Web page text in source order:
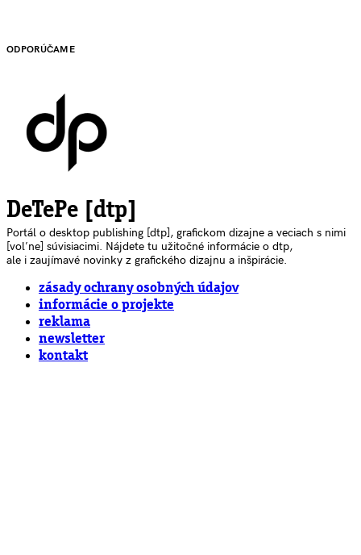
ODPORÚČAME
DeTePe [dtp]
Portál o desktop publishing [dtp], grafickom dizajne a veciach s nimi
[voľne] súvisiacimi. Nájdete tu užitočné informácie o dtp,
ale i zaujímavé novinky z grafického dizajnu a inšpirácie.
zásady ochrany osobných údajov
informácie o projekte
reklama
newsletter
kontakt